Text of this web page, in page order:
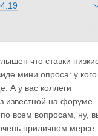
что ставки
мини опроса: у кого
А у вас коллеги
известной на форуме
всем вопросам, ну,
приличном мерсе